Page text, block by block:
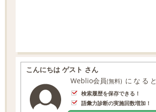
こんにちは ゲスト さん
Weblio会員(無料) になると
検索履歴を保存できる！
語彙力診断の実施回数増加！